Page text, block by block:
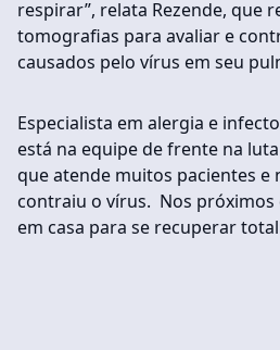
respirar”, relata Rezende, que
tomografias para avaliar e
causados pelo vírus em seu
Especialista em alergia e
está na equipe de frente na
que atende muitos pacientes e
contraiu o vírus. Nos próximos
em casa para se recuperar